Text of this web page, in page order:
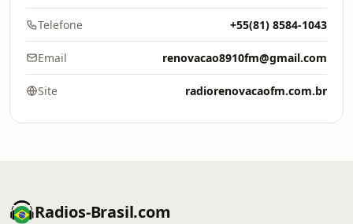
Telefone +55(81) 8584-1043
Email renovacao8910fm@gmail.com
Site radiorenovacaofm.com.br
Radios-Brasil.com